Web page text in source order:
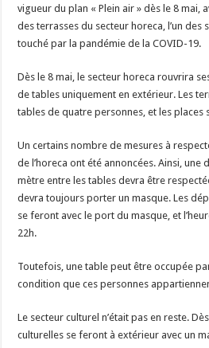
vigueur du plan « Plein air » dès le 8 mai,
des terrasses du secteur horeca, l’un des
touché par la pandémie de la COVID-19.
Dès le 8 mai, le secteur horeca rouvrira
de tables uniquement en extérieur. Les
tables de quatre personnes, et les places
Un certains nombre de mesures à
de l’horeca ont été annoncées. Ainsi, une
mètre entre les tables devra être
devra toujours porter un masque. Les
se feront avec le port du masque, et
22h.
Toutefois, une table peut être occupée
condition que ces personnes
Le secteur culturel n’était pas en reste.
culturelles se feront à extérieur avec un